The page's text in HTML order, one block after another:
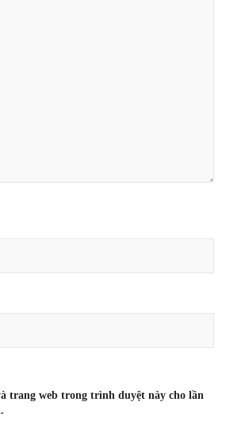
trang web trong trình duyệt này cho lần